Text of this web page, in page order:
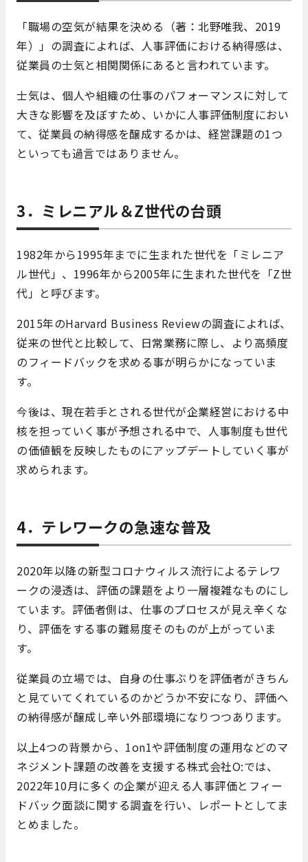
「職場の空気が結果を決める（著：北野唯我、2019
年）」の調査によれば、人事評価における納得感は、
従業員の士気と相関関係にあると言われています。
士気は、個人や組織の仕事のパフォーマンスに対して
大きな影響を及ぼすため、いかに人事評価制度におい
て、従業員の納得感を醸成するかは、経営課題の1つ
といっても過言ではありません。
3．ミレニアル＆Z世代の台頭
1982年から1995年までに生まれた世代を「ミレニア
ル世代」、1996年から2005年に生まれた世代を「Z世
代」と呼びます。
2015年のHarvard Business Reviewの調査によれば、
従来の世代と比較して、日常業務に際し、より高頻度
のフィードバックを求める事が明らかになっていま
す。
今後は、現在若手とされる世代が企業経営における中
核を担っていく事が予想される中で、人事制度も世代
の価値観を反映したものにアップデートしていく事が
求められます。
4．テレワークの急速な普及
2020年以降の新型コロナウィルス流行によるテレワ
ークの浸透は、評価の課題をより一層複雑なものにし
ています。評価者側は、仕事のプロセスが見え辛くな
り、評価をする事の難易度そのものが上がっていま
す。
従業員の立場では、自身の仕事ぶりを評価者がきちん
と見ていてくれているのかどうか不安になり、評価へ
の納得感が醸成し辛い外部環境になりつつあります。
以上4つの背景から、1on1や評価制度の運用などのマ
ネジメント課題の改善を支援する株式会社O:では、
2022年10月に多くの企業が迎える人事評価とフィー
ドバック面談に関する調査を行い、レポートとしてま
とめました。